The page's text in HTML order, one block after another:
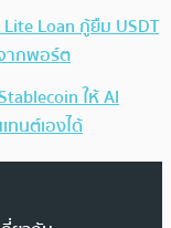
Loan กู้ยืม USDT
ากพอร์ต
ให้ AI
ทนต์เองได้